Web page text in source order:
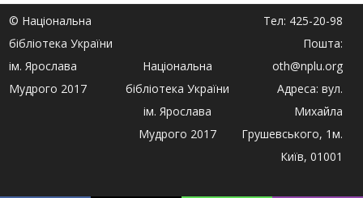
© Національна
бібліотека України
ім. Ярослава
Мудрого 2017
Національна
бібліотека України
ім. Ярослава
Мудрого 2017
Тел: 425-20-98
Пошта:
oth@nplu.org
Адреса: вул.
Михайла
Грушевського, 1м.
Київ, 01001